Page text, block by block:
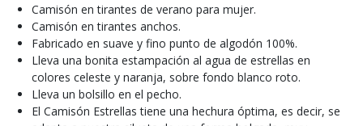
Camisón en tirantes de verano para mujer.
Camisón en tirantes anchos.
Fabricado en suave y fino punto de algodón 100%.
Lleva una bonita estampación al agua de estrellas en
colores celeste y naranja, sobre fondo blanco roto.
Lleva un bolsillo en el pecho.
El Camisón Estrellas tiene una hechura óptima, es decir, se